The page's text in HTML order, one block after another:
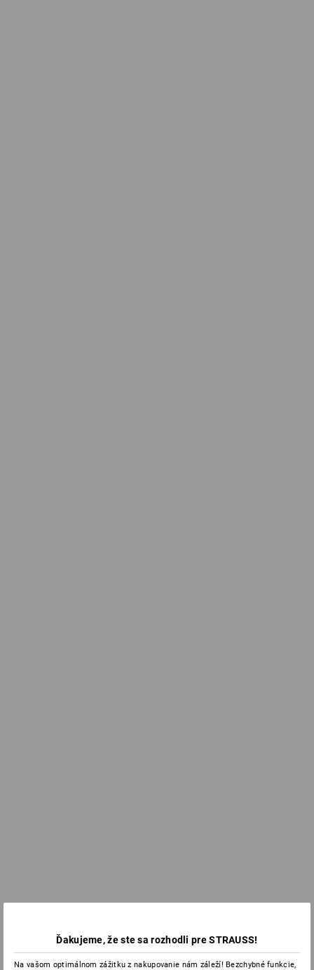
Ďakujeme, že ste sa rozhodli pre STRAUSS!
Na vašom optimálnom zážitku z nakupovanie nám záleží! Bezchybné funkcie,